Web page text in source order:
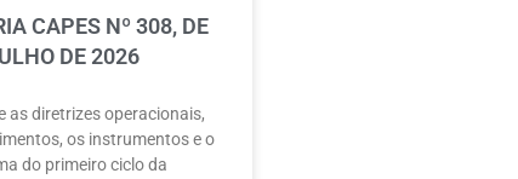
CAPES Nº 308, DE
DE 2026
as diretrizes operacionais,
os instrumentos e o
do primeiro ciclo da